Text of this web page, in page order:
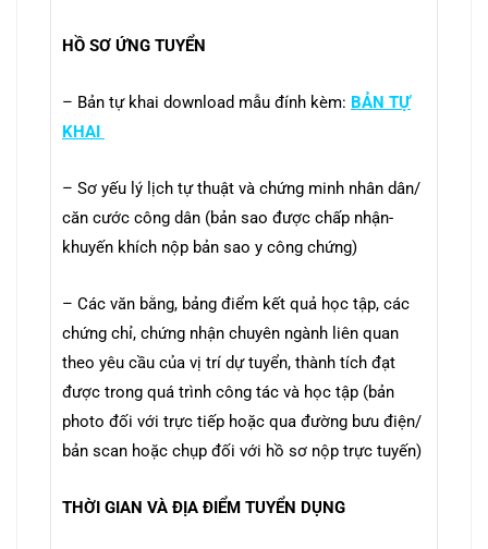
HỒ SƠ ỨNG TUYỂN
– Bản tự khai download mẫu đính kèm: BẢN TỰ
KHAI
– Sơ yếu lý lịch tự thuật và chứng minh nhân dân/
căn cước công dân (bản sao được chấp nhận-
khuyến khích nộp bản sao y công chứng)
– Các văn bằng, bảng điểm kết quả học tập, các
chứng chỉ, chứng nhận chuyên ngành liên quan
theo yêu cầu của vị trí dự tuyển, thành tích đạt
được trong quá trình công tác và học tập (bản
photo đối với trực tiếp hoặc qua đường bưu điện/
bản scan hoặc chụp đối với hồ sơ nộp trực tuyến)
THỜI GIAN VÀ ĐỊA ĐIỂM TUYỂN DỤNG